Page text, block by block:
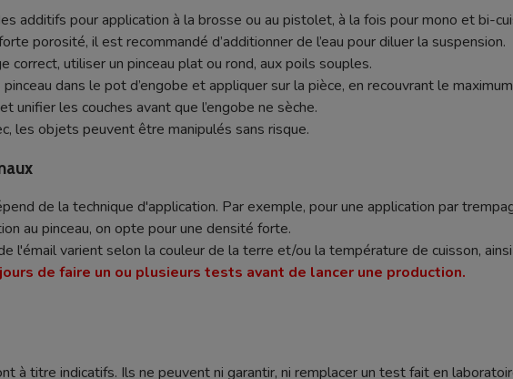
additifs pour application à la brosse ou au pistolet, à la fois pour mono et bi-
porosité, il est recommandé d’additionner de l’eau pour diluer la suspension.
correct, utiliser un pinceau plat ou rond, aux poils souples.
dans le pot d’engobe et appliquer sur la pièce, en recouvrant le
unifier les couches avant que l’engobe ne sèche.
les objets peuvent être manipulés sans risque.
de la technique d'application. Par exemple, pour une application par
au pinceau, on opte pour une densité forte.
l'émail varient selon la couleur de la terre et/ou la température de cuisson,
de faire un ou plusieurs tests avant de lancer une production.
à titre indicatifs. Ils ne peuvent ni garantir, ni remplacer un test fait en